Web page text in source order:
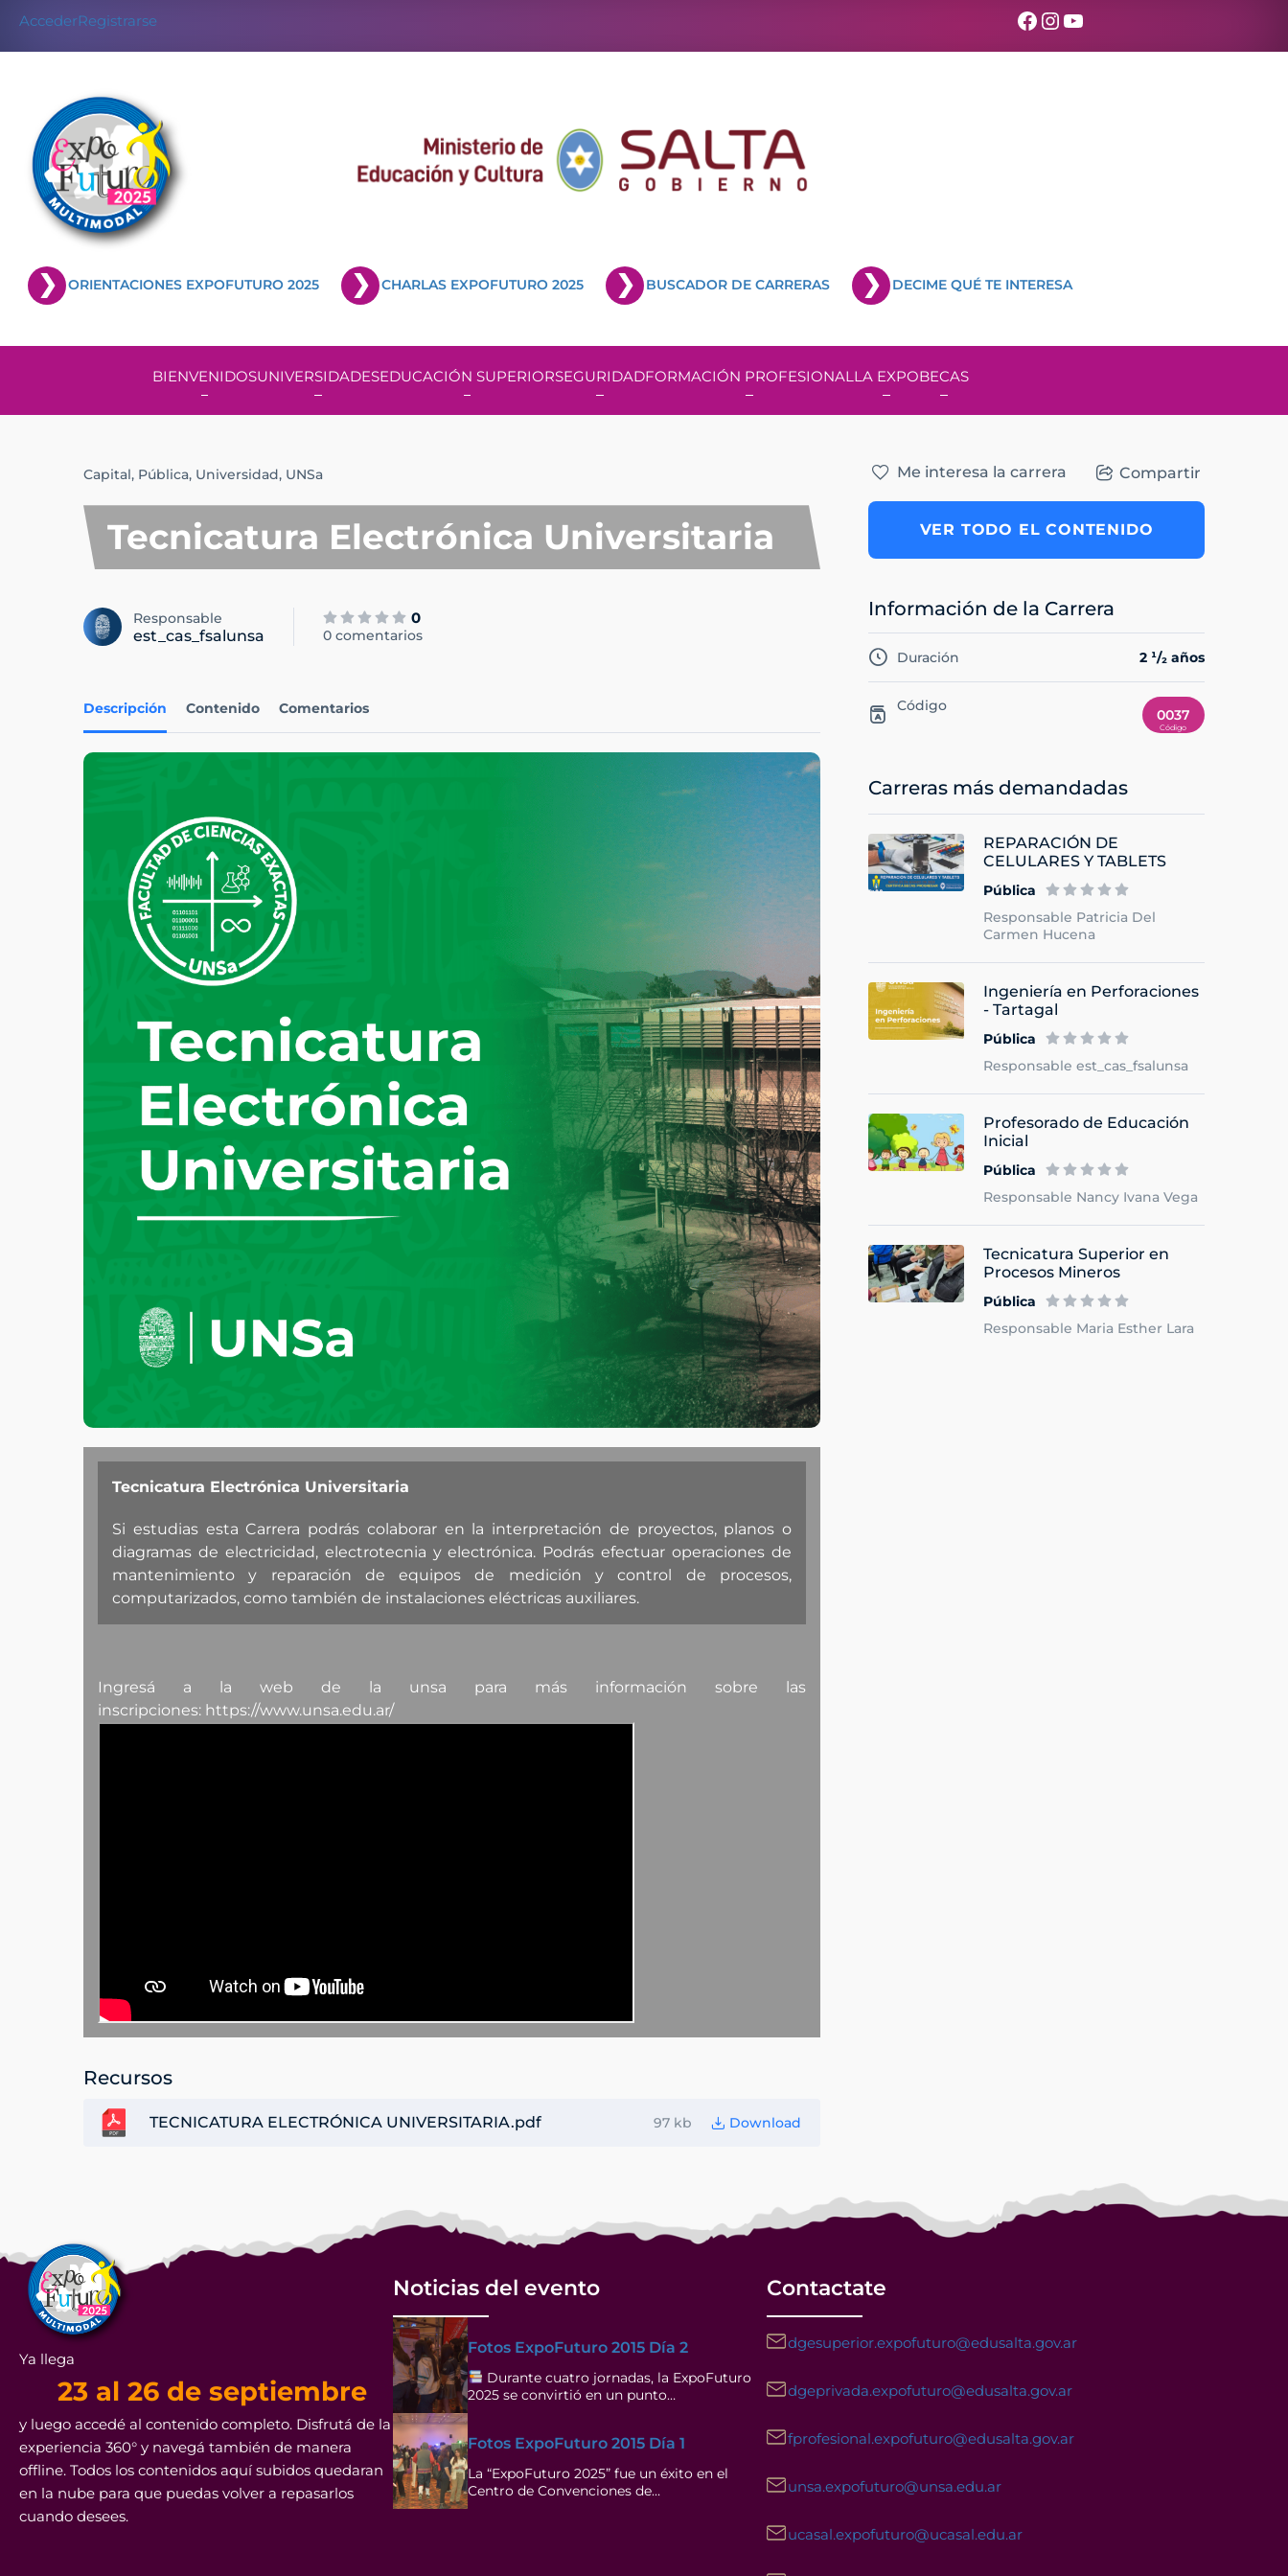
AccederRegistrarse Facebook
Instagram
YouTube
ORIENTACIONES EXPOFUTURO 2025 CHARLAS EXPOFUTURO 2025 BUSCADOR DE CARRERAS DECIME QUÉ TE INTERESA
BIENVENIDOSUNIVERSIDADESEDUCACIÓN SUPERIORSEGURIDADFORMACIÓN PROFESIONALLA EXPOBECAS
Capital, Pública, Universidad, UNSa
Tecnicatura Electrónica Universitaria
Responsable
est_cas_fsalunsa
0
0 comentarios
Descripción Contenido Comentarios
Tecnicatura Electrónica Universitaria
Si estudias esta Carrera podrás colaborar en la interpretación de proyectos, planos o
diagramas de electricidad, electrotecnia y electrónica. Podrás efectuar operaciones de
mantenimiento y reparación de equipos de medición y control de procesos,
computarizados, como también de instalaciones eléctricas auxiliares.
Ingresá a la web de la unsa para más información sobre las
inscripciones: https://www.unsa.edu.ar/
Recursos
TECNICATURA ELECTRÓNICA UNIVERSITARIA.pdf 97 kb Download
Me interesa la carrera Compartir
VER TODO EL CONTENIDO
Información de la Carrera
Duración 2 ¹/₂ años
Código
0037
Carreras más demandadas
REPARACIÓN DE
CELULARES Y TABLETS
Pública
Responsable Patricia Del
Carmen Hucena
Ingeniería en Perforaciones
- Tartagal
Pública
Responsable est_cas_fsalunsa
Profesorado de Educación
Inicial
Pública
Responsable Nancy Ivana Vega
Tecnicatura Superior en
Procesos Mineros
Pública
Responsable Maria Esther Lara
Ya llega
23 al 26 de septiembre
y luego accedé al contenido completo. Disfrutá de la
experiencia 360° y navegá también de manera
offline. Todos los contenidos aquí subidos quedaran
en la nube para que puedas volver a repasarlos
cuando desees.
Noticias del evento
Fotos ExpoFuturo 2015 Día 2
Durante cuatro jornadas, la ExpoFuturo
2025 se convirtió en un punto…
Fotos ExpoFuturo 2015 Día 1
La “ExpoFuturo 2025” fue un éxito en el
Centro de Convenciones de…
Contactate
dgesuperior.expofuturo@edusalta.gov.ar
dgeprivada.expofuturo@edusalta.gov.ar
fprofesional.expofuturo@edusalta.gov.ar
unsa.expofuturo@unsa.edu.ar
ucasal.expofuturo@ucasal.edu.ar